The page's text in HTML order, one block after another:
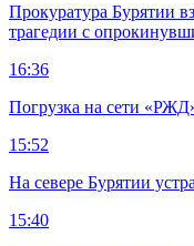
Прокуратура Бурятии
трагедии с
16:36
Погрузка на сети
15:52
На севере Бурятии
15:40